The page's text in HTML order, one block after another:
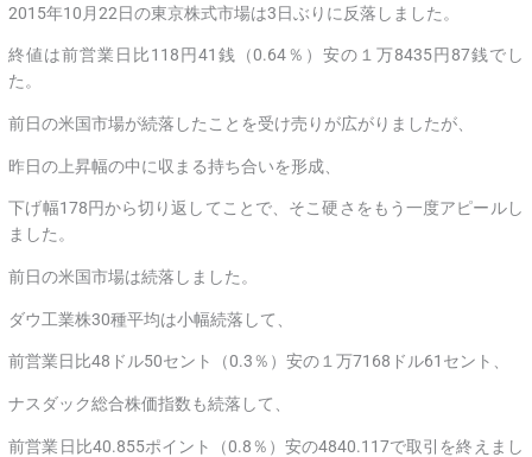
2015年10月22日の東京株式市場は3日ぶりに反落しました。
終値は前営業日比118円41銭（0.64％）安の１万8435円87銭でし
た。
前日の米国市場が続落したことを受け売りが広がりましたが、
昨日の上昇幅の中に収まる持ち合いを形成、
下げ幅178円から切り返してことで、そこ硬さをもう一度アピールし
ました。
前日の米国市場は続落しました。
ダウ工業株30種平均は小幅続落して、
前営業日比48ドル50セント（0.3％）安の１万7168ドル61セント、
ナスダック総合株価指数も続落して、
前営業日比40.855ポイント（0.8％）安の4840.117で取引を終えまし